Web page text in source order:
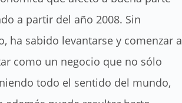
a partir del año 2008. Sin
ha sabido levantarse y comenzar a
como un negocio que no sólo
todo el sentido del mundo,